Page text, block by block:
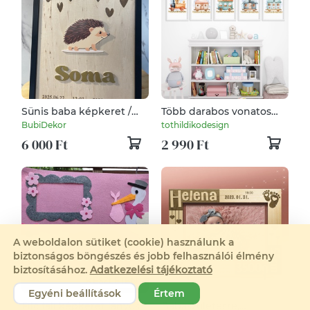
Sünis baba képkeret /
Képkeret születési
Babaköszöntő
BubiDekor
6 000 Ft
Több darabos vonatos
kép babszobába.
Vonatos babaszoba kép
kisfiúk szobájába. 2-3-4-5
dekoráció
tothildikodesign
2 990 Ft
KÉSZLETEN
Filc fali képkeret lányos Babaszületésre,
A weboldalon sütiket (cookie) használunk a
biztonságos böngészés és jobb felhasználói élmény
biztosításához. Adatkezelési tájékoztató
Egyéni beállítások
Értem